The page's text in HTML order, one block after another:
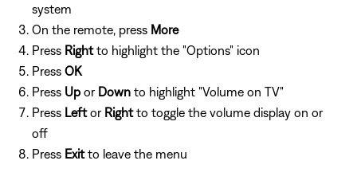
system
On the remote, press More
Press Rightto highlight the "Options" icon
Press OK
Press Up or Down to highlight "Volume on TV"
Press Leftor Rightto toggle the volume display on or
off
Press Exitto leave the menu